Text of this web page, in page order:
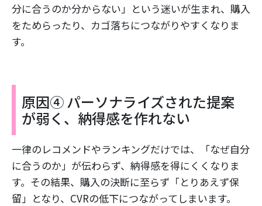
分に合うのか分からない」という迷いが生まれ、購入
をためらったり、カゴ落ちにつながりやすくなりま
す。
原因④ パーソナライズされた提案
が弱く、納得感を作れない
一律のレコメンドやランキングだけでは、「なぜ自分
に合うのか」が伝わらず、納得感を得にくくなりま
す。その結果、購入の決断に至らず「とりあえず保
留」となり、CVRの低下につながってしまいます。